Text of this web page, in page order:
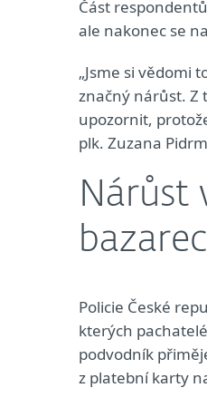
Část
ale nakonec se
„Jsme si vědomi
značný nárůst. Z
upozornit,
plk. Zuzana
Nárůst
Policie České
kterých
podvodník
z platební karty